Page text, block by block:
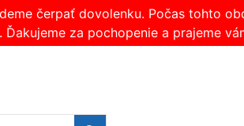
čerpať dovolenku. Počas tohto
za pochopenie a prajeme